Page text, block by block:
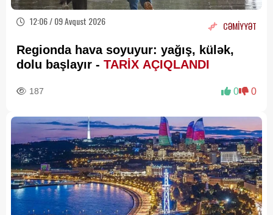
12:06 / 09 Avqust 2026 CƏMİYYƏT
Regionda hava soyuyur: yağış, külək,
dolu başlayır - TARİX AÇIQLANDI
187 0 0